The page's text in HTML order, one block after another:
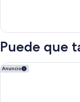
doble
Deluxe,
cama
Puede que
Anuncio
Hilton Garden Inn